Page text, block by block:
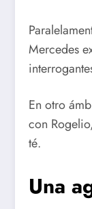
Mercedes
En otro
con
té.
Una